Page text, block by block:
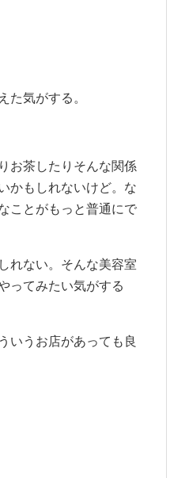
た気がする。
お茶したりそんな関係
かもしれないけど。な
ことがもっと普通にで
れない。そんな美容室
ってみたい気がする
いうお店があっても良